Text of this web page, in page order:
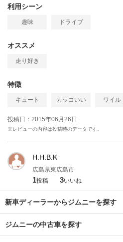
利用シーン
趣味 ドライブ
オススメ
走り好き
特徴
キュート カッコいい ワイル
投稿日：2015年06月26日
※レビューの内容は投稿時のデータです。
H.H.B.K
広島県東広島市
1投稿 3いいね
新車ディーラーからジムニーを探す
ジムニーの中古車を探す